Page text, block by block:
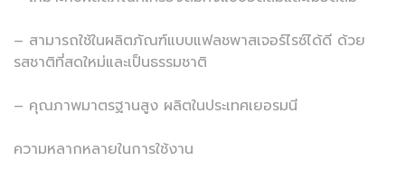
– สามารถใช้ในผลิตภัณฑ์แบบแฟลชพาสเจอร์ไรซ์ได้ดี ด้วย
รสชาติที่สดใหม่และเป็นธรรมชาติ
– คุณภาพมาตรฐานสูง ผลิตในประเทศเยอรมนี
ความหลากหลายในการใช้งาน